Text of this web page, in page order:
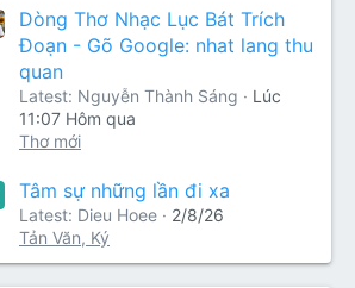
Dòng Thơ Nhạc Lục Bát Trích
Đoạn - Gõ Google: nhat lang thu
quan
Latest: Nguyễn Thành Sáng
Lúc
11:07 Hôm qua
Thơ mới
Tâm sự những lần đi xa
Latest: Dieu Hoee
2/8/26
Tản Văn, Ký